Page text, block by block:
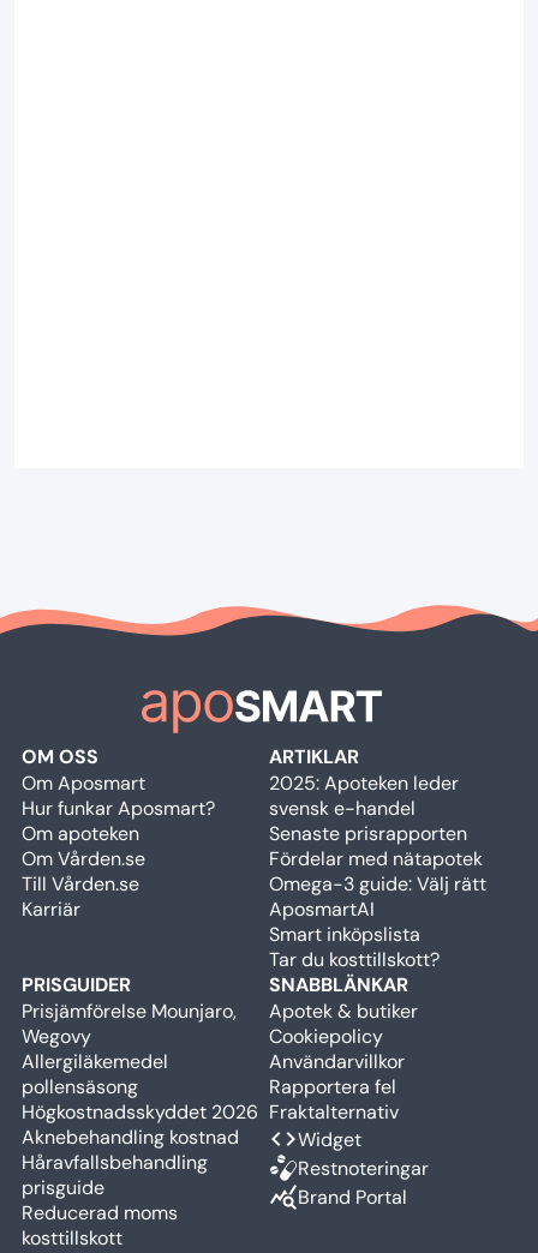
OM OSS
Om Aposmart
Hur funkar Aposmart?
Om apoteken
Om Vården.se
Till Vården.se
Karriär
ARTIKLAR
2025: Apoteken leder
svensk e-handel
Senaste prisrapporten
Fördelar med nätapotek
Omega-3 guide: Välj rätt
AposmartAI
Smart inköpslista
Tar du kosttillskott?
PRISGUIDER
Prisjämförelse Mounjaro,
Wegovy
Allergiläkemedel
pollensäsong
Högkostnadsskyddet 2026
Aknebehandling kostnad
Håravfallsbehandling
prisguide
Reducerad moms
kosttillskott
SNABBLÄNKAR
Apotek & butiker
Cookiepolicy
Användarvillkor
Rapportera fel
Fraktalternativ
codeWidget
Restnoteringar
query_statsBrand Portal